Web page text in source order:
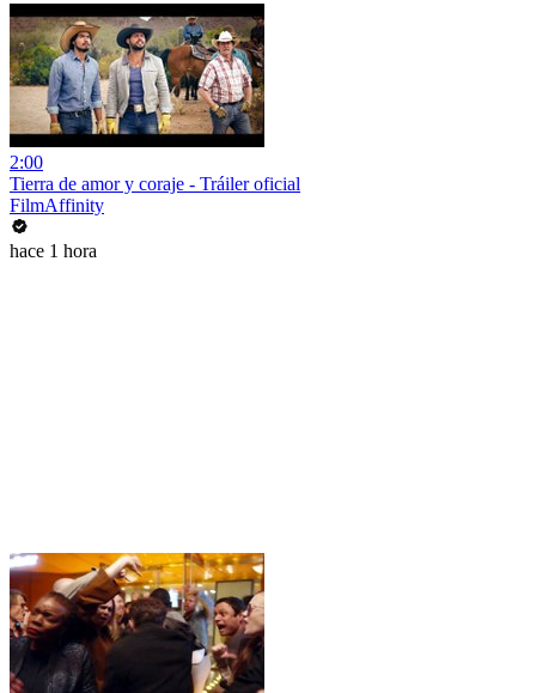
2:00
Tierra de amor y coraje - Tráiler oficial
FilmAffinity
hace 1 hora